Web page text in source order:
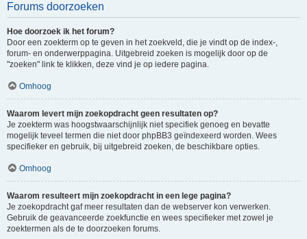
Forums doorzoeken
Hoe doorzoek ik het forum?
Door een zoekterm op te geven in het zoekveld, die je vindt op de index-,
forum- en onderwerppagina. Uitgebreid zoeken is mogelijk door op de
"zoeken" link te klikken, deze vind je op iedere pagina.
Omhoog
Waarom levert mijn zoekopdracht geen resultaten op?
Je zoekterm was hoogstwaarschijnlijk niet specifiek genoeg en bevatte
mogelijk teveel termen die niet door phpBB3 geïndexeerd worden. Wees
specifieker en gebruik, bij uitgebreid zoeken, de beschikbare opties.
Omhoog
Waarom resulteert mijn zoekopdracht in een lege pagina?
Je zoekopdracht gaf meer resultaten dan de webserver kon verwerken.
Gebruik de geavanceerde zoekfunctie en wees specifieker met zowel je
zoektermen als de te doorzoeken forums.